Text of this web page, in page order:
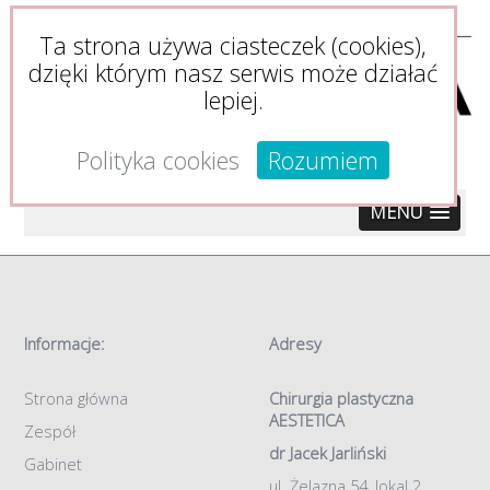
MENU
Informacje:
Strona główna
Zespół
Gabinet
Adresy
Chirurgia plastyczna
AESTETICA
dr Jacek Jarliński
Ta strona używa ciasteczek (cookies),
dzięki którym nasz serwis może działać
lepiej.
Polityka cookies
Rozumiem